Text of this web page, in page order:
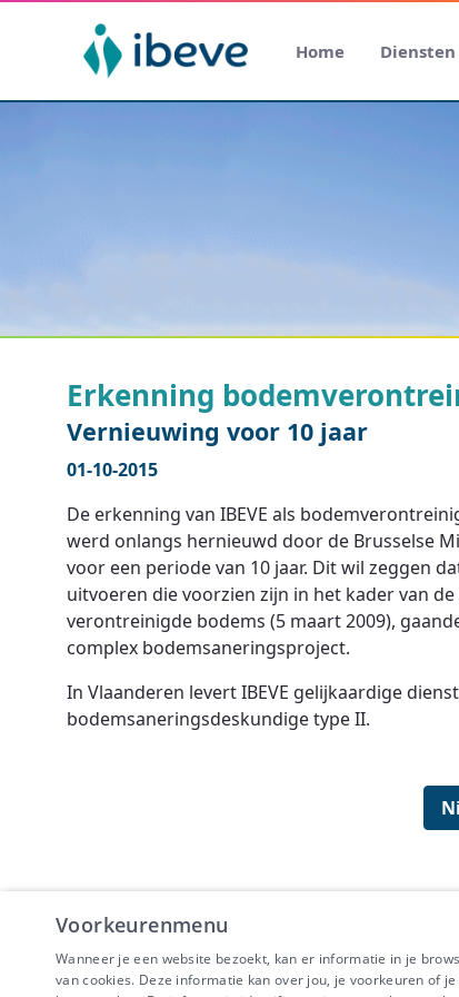
Home Diensten
Erkenning
Vernieuwing voor 10 jaar
01-10-2015
De erkenning van IBEVE als
werd onlangs hernieuwd door de Brusselse
voor een periode van 10 jaar. Dit wil zeggen
uitvoeren die voorzien zijn in het kader van
verontreinigde bodems (5 maart 2009),
complex bodemsaneringsproject.
In Vlaanderen levert IBEVE gelijkaardige
bodemsaneringsdeskundige type II.
IBEVE
Voorkeurenmenu
Wanneer je een website bezoekt, kan er informatie in je
van cookies. Deze informatie kan over jou, je voorkeuren of